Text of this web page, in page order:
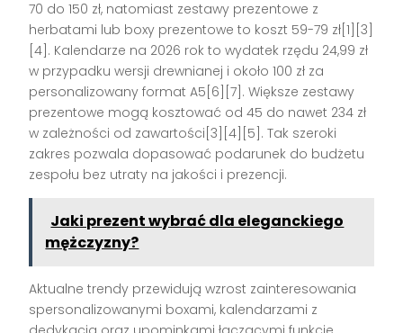
70 do 150 zł, natomiast zestawy prezentowe z
herbatami lub boxy prezentowe to koszt 59-79 zł[1][3]
[4]. Kalendarze na 2026 rok to wydatek rzędu 24,99 zł
w przypadku wersji drewnianej i około 100 zł za
personalizowany format A5[6][7]. Większe zestawy
prezentowe mogą kosztować od 45 do nawet 234 zł
w zależności od zawartości[3][4][5]. Tak szeroki
zakres pozwala dopasować podarunek do budżetu
zespołu bez utraty na jakości i prezencji.
Jaki prezent wybrać dla eleganckiego
mężczyzny?
Aktualne trendy przewidują wzrost zainteresowania
spersonalizowanymi boxami, kalendarzami z